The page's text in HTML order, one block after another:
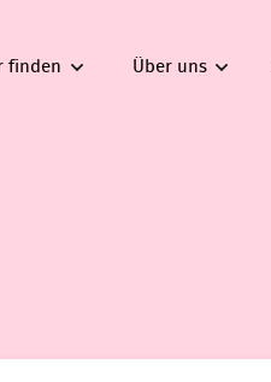
finden Über uns